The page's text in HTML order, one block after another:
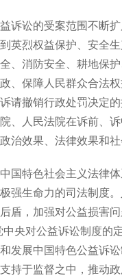
诉讼的受案范围不断
英烈权益保护、安全
、消防安全、耕地保
、保障人民群众合法
请撤销行政处罚决定
、人民法院在诉前、
治效果、法律效果和社
国特色社会主义法律
强生命力的司法制度
盾，加强对公益损害
中央对公益诉讼制度的
发展中国特色公益诉
持于监督之中，推动